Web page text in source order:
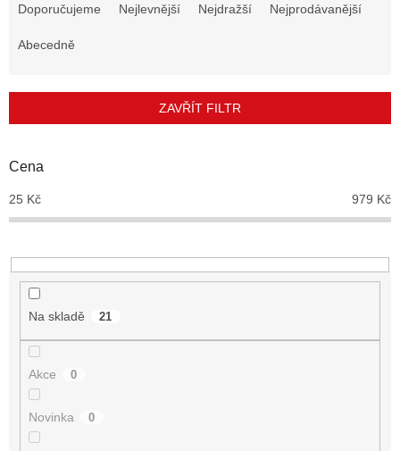
r
d
k
t
Doporučujeme Nejlevnější Nejdražší Nejprodávanější
Abecedně
ZAVŘÍT FILTR
Cena
25 Kč 979 Kč
Na skladě 21
Akce 0
Novinka 0